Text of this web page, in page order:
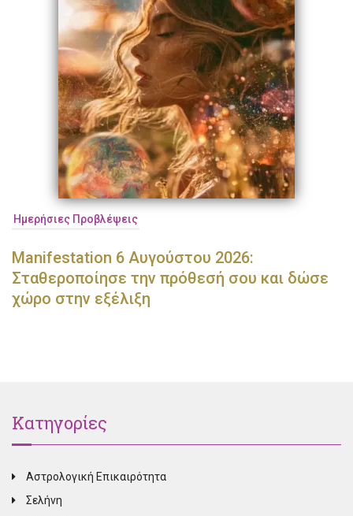
Ημερήσιες Προβλέψεις
Manifestation 6 Αυγούστου 2026:
Σταθεροποίησε την πρόθεσή σου και δώσε
χώρο στην εξέλιξη
Κατηγορίες
Αστρολογική Επικαιρότητα
Σελήνη